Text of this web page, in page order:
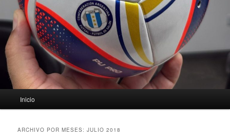
Inicio
ARCHIVO POR MESES:JULIO 2018